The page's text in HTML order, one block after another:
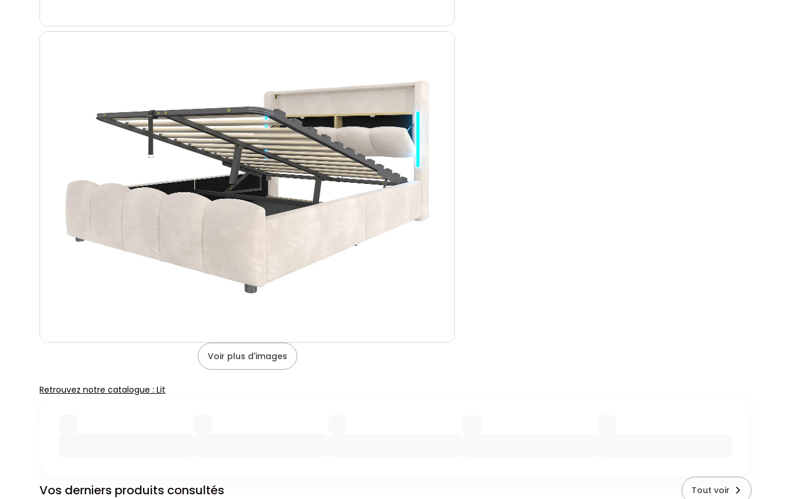
Voir plus d'images
Retrouvez notre catalogue : Lit
Vos derniers produits consultés Tout voir